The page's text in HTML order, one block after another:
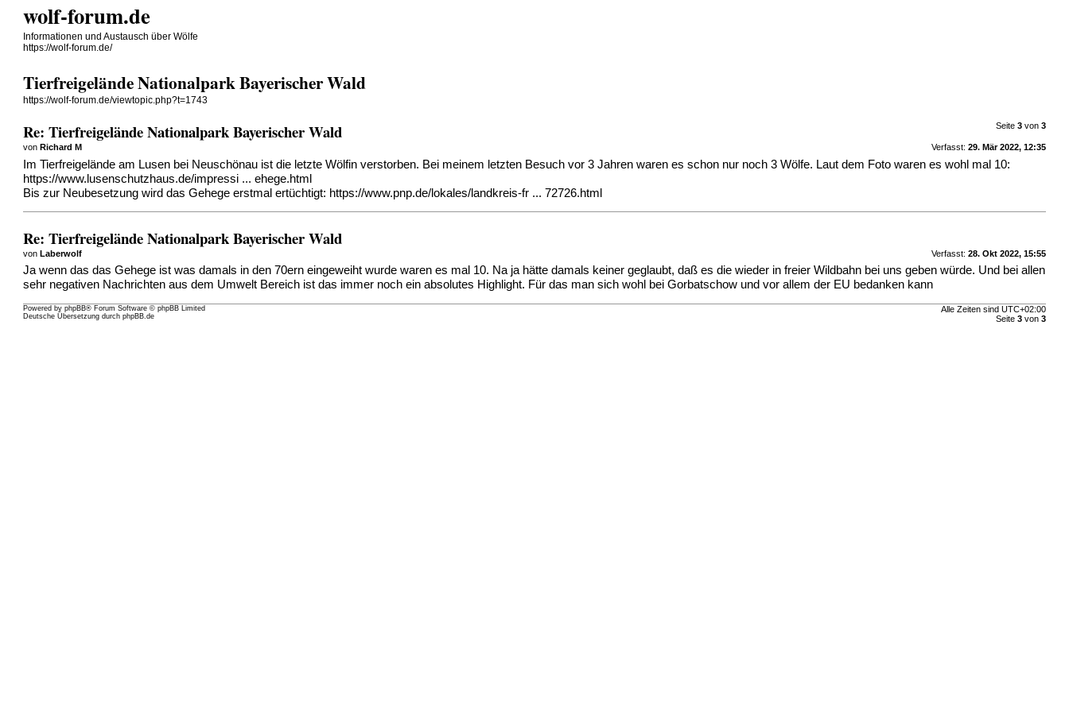
wolf-forum.de
Informationen und Austausch über Wölfe
https://wolf-forum.de/
Tierfreigelände Nationalpark Bayerischer Wald
https://wolf-forum.de/viewtopic.php?t=1743
Seite 3von 3
Re: Tierfreigelände Nationalpark Bayerischer Wald
Verfasst: 29. Mär 2022, 12:35
vonRichard M
Im Tierfreigelände am Lusen bei Neuschönau ist die letzte Wölfin verstorben. Bei meinem letzten Besuch vor 3 Jahren waren es schon nur noch 3 Wölfe. Laut dem Foto waren es wohl mal 10:
https://www.lusenschutzhaus.de/impressi ... ehege.html
Bis zur Neubesetzung wird das Gehege erstmal ertüchtigt: https://www.pnp.de/lokales/landkreis-fr ... 72726.html
Re: Tierfreigelände Nationalpark Bayerischer Wald
Verfasst: 28. Okt 2022, 15:55
vonLaberwolf
Ja wenn das das Gehege ist was damals in den 70ern eingeweiht wurde waren es mal 10. Na ja hätte damals keiner geglaubt, daß es die wieder in freier Wildbahn bei uns geben würde. Und bei allen
sehr negativen Nachrichten aus dem Umwelt Bereich ist das immer noch ein absolutes Highlight. Für das man sich wohl bei Gorbatschow und vor allem der EU bedanken kann
Alle Zeiten sind UTC+02:00
Seite 3von 3
Powered byphpBB® Forum Software © phpBB Limited
Deutsche Übersetzung durchphpBB.de